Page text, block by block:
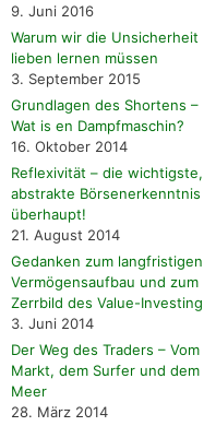
9. Juni 2016
Warum wir die Unsicherheit
lieben lernen müssen
3. September 2015
Grundlagen des Shortens –
Wat is en Dampfmaschin?
16. Oktober 2014
Reflexivität – die wichtigste,
abstrakte Börsenerkenntnis
überhaupt!
21. August 2014
Gedanken zum langfristigen
Vermögensaufbau und zum
Zerrbild des Value-Investing
3. Juni 2014
Der Weg des Traders – Vom
Markt, dem Surfer und dem
Meer
28. März 2014